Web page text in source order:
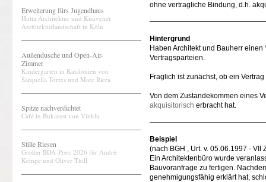
Erweiterung fürs Jugendhaus
Hutta Architektur und Knüvener
Architekturlandschaft in Köln
Außendusche und Open-Air-
Zimmer
Kindergarten in Katalonien von
Sarquella Torres und Marc Riera
Spitze nachverdichtet
Café in Bukarest von Vinklu
Stille Riesen
Großer BDA-Preis 2026 für André
Kempe und Oliver Thill
ohne vertragliche Bindung, d.h.
Hintergrund
Haben Architekt und Bauherr einen
Vertragsparteien.
Fraglich ist zunächst, ob ein
Von dem Zustandekommen eines
akquisitorisch erbracht hat.
Beispiel
(nach BGH , Urt. v. 05.06.1997 - VII
Ein Architektenbüro wurde
Bauvoranfrage zu fertigen.
genehmigungsfähig erklärt hat,